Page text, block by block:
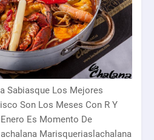
Sabiasque Los Mejores
Son Los Meses Con R Y
Es Momento De
Marisqueriaslachalana